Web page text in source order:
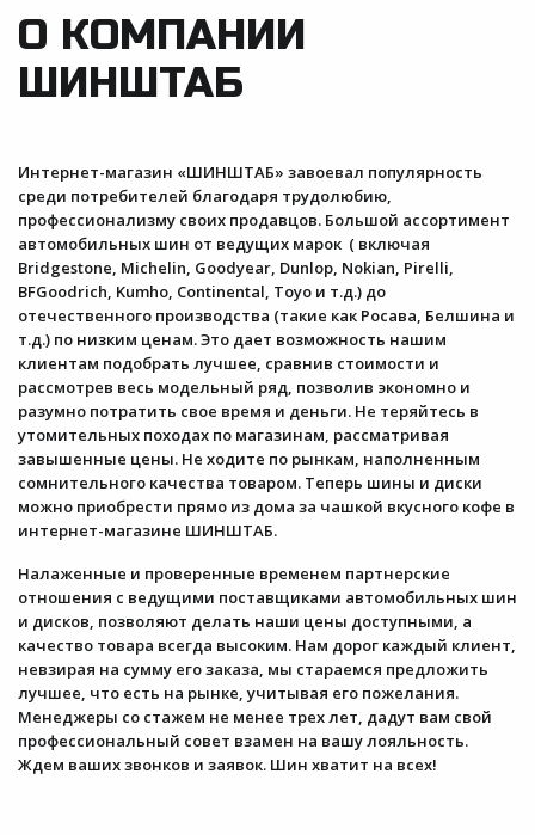
О КОМПАНИИ
ШИНШТАБ
Интернет-магазин «ШИНШТАБ» завоевал популярность
среди потребителей благодаря трудолюбию,
профессионализму своих продавцов. Большой ассортимент
автомобильных шин от ведущих марок ( включая
Bridgestone, Michelin, Goodyear, Dunlop, Nokian, Pirelli,
BFGoodrich, Kumho, Continental, Toyo и т.д.) до
отечественного производства (такие как Росава, Белшина и
т.д.) по низким ценам. Это дает возможность нашим
клиентам подобрать лучшее, сравнив стоимости и
рассмотрев весь модельный ряд, позволив экономно и
разумно потратить свое время и деньги. Не теряйтесь в
утомительных походах по магазинам, рассматривая
завышенные цены. Не ходите по рынкам, наполненным
сомнительного качества товаром. Теперь шины и диски
можно приобрести прямо из дома за чашкой вкусного кофе в
интернет-магазине ШИНШТАБ.
Налаженные и проверенные временем партнерские
отношения с ведущими поставщиками автомобильных шин
и дисков, позволяют делать наши цены доступными, а
качество товара всегда высоким. Нам дорог каждый клиент,
невзирая на сумму его заказа, мы стараемся предложить
лучшее, что есть на рынке, учитывая его пожелания.
Менеджеры со стажем не менее трех лет, дадут вам свой
профессиональный совет взамен на вашу лояльность.
Ждем ваших звонков и заявок. Шин хватит на всех!